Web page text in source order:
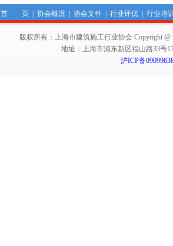
首 页| 协会概况| 协会文件| 行业评优| 行业培
版权所有：上海市建筑施工行业协会 Copyright @
地址：上海市浦东新区福山路33号
沪ICP备